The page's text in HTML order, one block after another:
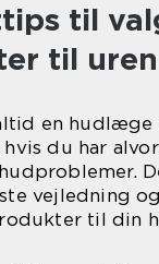
til
til
en hudlæge
du har
vejledning
til din